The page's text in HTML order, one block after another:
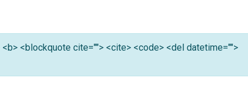
<blockquote cite=""> <cite> <code> <del datetime="">